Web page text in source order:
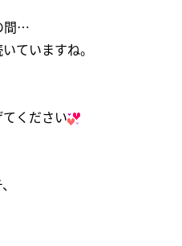
間…
ていますね。
ください